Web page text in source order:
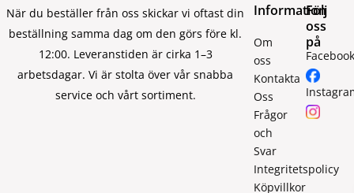
När du beställer från oss skickar vi oftast din
beställning samma dag om den görs före kl.
12:00. Leveranstiden är cirka 1–3
arbetsdagar. Vi är stolta över vår snabba
service och vårt sortiment.
Information
Om
oss
Kontakta
Oss
Frågor
och
Svar
Integritetspolicy
Köpvillkor
Följ
oss
på